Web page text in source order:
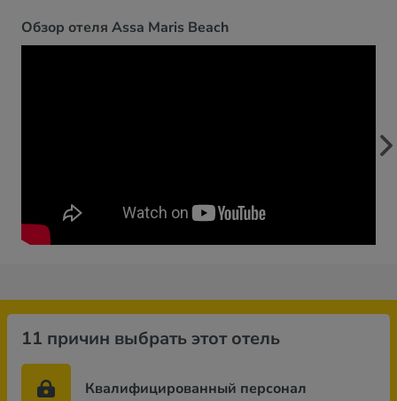
Обзор отеля Assa Maris Beach
11 причин выбрать этот отель
Квалифицированный персонал